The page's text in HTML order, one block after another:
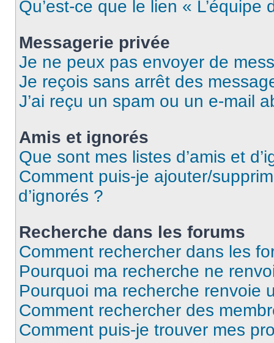
Qu’est-ce que le lien « L’équipe
Messagerie privée
Je ne peux pas envoyer de
Je reçois sans arrêt des
J’ai reçu un spam ou un e-mail
Amis et ignorés
Que sont mes listes d’amis et
Comment puis-je ajouter/
d’ignorés ?
Recherche dans les forums
Comment rechercher dans les
Pourquoi ma recherche ne
Pourquoi ma recherche renvoie
Comment rechercher des
Comment puis-je trouver mes